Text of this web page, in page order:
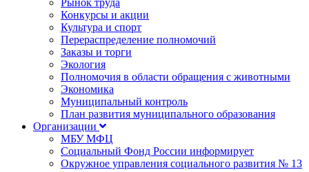
Рынок труда
Конкурсы и акции
Культура и спорт
Перераспределение полномочий
Заказы и торги
Экология
Полномочия в области обращения с животными
Экономика
Муниципальный контроль
План развития муниципального образования
Организации
МБУ МФЦ
Социальный Фонд России информирует
Окружное управления социального развития № 13